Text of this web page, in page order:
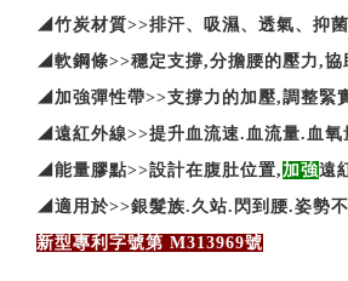
◢竹炭材質>>排汗、吸濕、透氣、抑
◢軟鋼條>>穩定支撐,分擔腰的壓力,協
◢加強彈性帶>>支撐力的加壓,調整緊
◢遠紅外線>>提升血流速.血流量.血氧
◢能量膠點>>設計在腹肚位置, 加強遠
◢適用於>>銀髮族.久站.閃到腰.姿勢
新型專利字號第 M313969號